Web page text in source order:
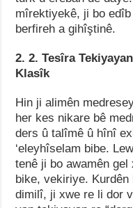
mîrektiyekê, ji bo
berfireh a gihîştinê.
2. 2. Tesîra
Klasîk
Hin ji alimên
her kes nikare bê
ders û talîmê û hînî
‘eleyhîselam bibe.
tenê ji bo awamên
bike, vekiriye.
dimilî, ji xwe re li dor